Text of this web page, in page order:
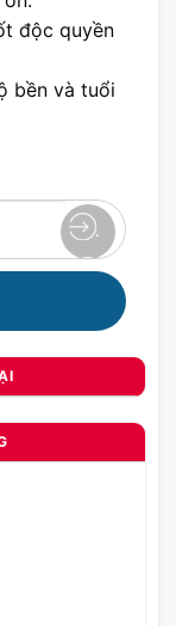
độc quyền
bền và tuổi
với
một cái
tùy chỉnh
quản lý
được chia
L-Connect